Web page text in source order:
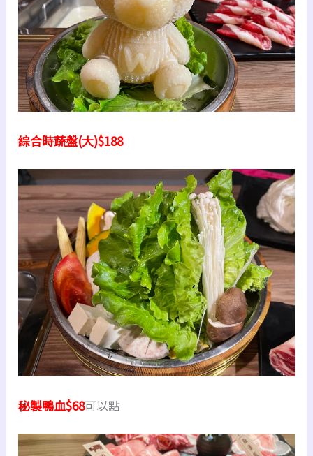
綜合時蔬盤(大)$188
秘製鴨血$68可以點